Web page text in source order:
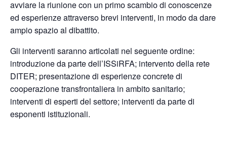
avviare la riunione con un primo scambio di conoscenze
ed esperienze attraverso brevi interventi, in modo da dare
ampio spazio al dibattito.
Gli interventi saranno articolati nel seguente ordine:
introduzione da parte dell’ISSiRFA; intervento della rete
DITER; presentazione di esperienze concrete di
cooperazione transfrontaliera in ambito sanitario;
interventi di esperti del settore; interventi da parte di
esponenti istituzionali.